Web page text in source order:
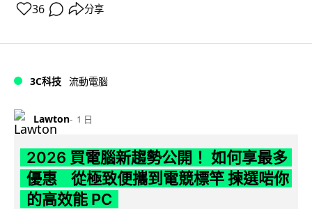
36 分享
3C科技 流動電腦
Lawton 1 日
2026 買電腦新趨勢公開！ 如何享最多
優惠 從極致便攜到電競標竿 揀選啱你
的高效能 PC